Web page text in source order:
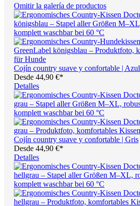
Omitir la galería de productos
Cojín country suave y confortable | Azul
Desde 44,90 €*
Detalles
Cojín country suave y confortable | Gris
Desde 44,90 €*
Detalles